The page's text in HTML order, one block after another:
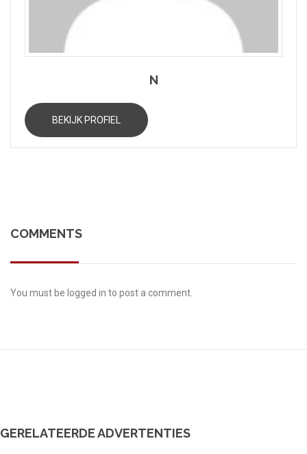
N
BEKIJK PROFIEL
COMMENTS
You must be logged in to post a comment.
GERELATEERDE ADVERTENTIES